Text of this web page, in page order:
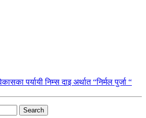
पर्यायी निम्स दाइ अर्थात “निर्मल पुर्जा “
Search